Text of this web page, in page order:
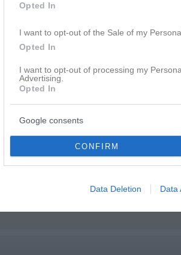
Opted In
I want to opt-out of the Sale of my
Opted In
I want to opt-out of processing my
Advertising.
Opted In
Google consents
CONFIRM
Data Deletion Data